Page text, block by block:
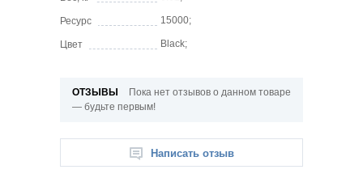
Ресурс 15000;
Цвет Black;
ОТЗЫВЫ
Пока нет отзывов о данном товаре
— будьте первым!
Написать отзыв